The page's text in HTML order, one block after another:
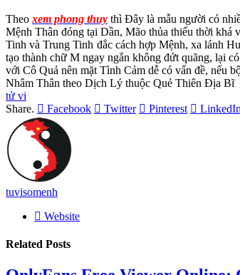
Theo xem phong thuy thì Đây là mẫu người có
Mệnh Thân đóng tại Dần, Mão thủa thiếu thời
Tinh và Trung Tinh đắc cách hợp Mệnh, xa lánh
tạo thành chữ M ngay ngắn không đứt quãng, lại
với Cô Quả nên mặt Tình Cảm dễ có vấn đề, nếu
Nhâm Thân theo Dịch Lý thuộc Quẻ Thiên Địa Bĩ
tử vi
Share.
Facebook Twitter Pinterest LinkedIn
tuvisomenh
Website
Related Posts